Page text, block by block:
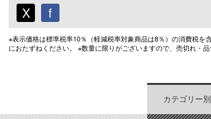
X f
※表示価格は標準税率10％（軽減税率対象商品は8％）の消費税
におたずねください。 ※数量に限りがございますので、売切れ・
カテゴリー別